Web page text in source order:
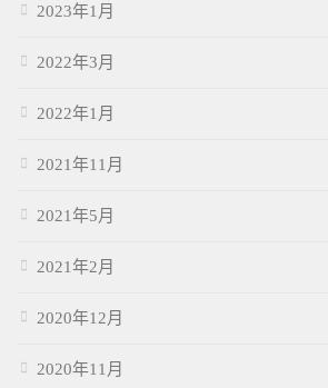
2023年1月
2022年3月
2022年1月
2021年11月
2021年5月
2021年2月
2020年12月
2020年11月